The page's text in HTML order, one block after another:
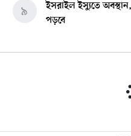
ইসরাইল ইস্যুতে অবস্থান,
পড়বে
৯
চাঁদের বুকে আছড়ে পড়ল